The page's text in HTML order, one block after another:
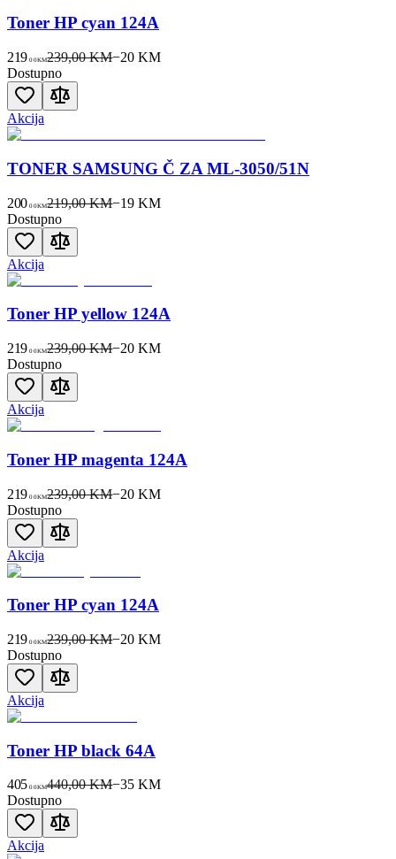
Toner HP cyan 124A
219 00KM239,00 KM−20 KM
Dostupno
Akcija
TONER SAMSUNG Č ZA ML-3050/51N
200 00KM219,00 KM−19 KM
Dostupno
Akcija
Toner HP yellow 124A
219 00KM239,00 KM−20 KM
Dostupno
Akcija
Toner HP magenta 124A
219 00KM239,00 KM−20 KM
Dostupno
Akcija
Toner HP cyan 124A
219 00KM239,00 KM−20 KM
Dostupno
Akcija
Toner HP black 64A
405 00KM440,00 KM−35 KM
Dostupno
Akcija